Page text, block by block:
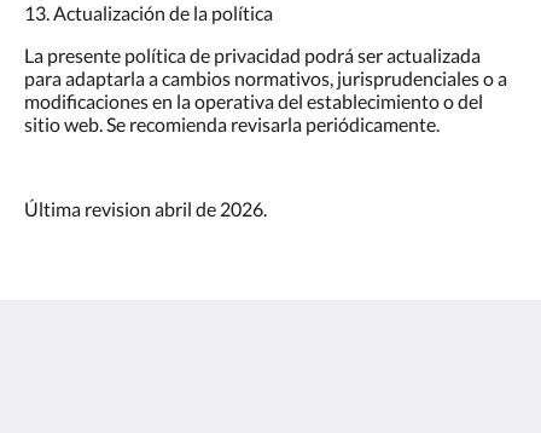
13. Actualización de la política
La presente política de privacidad podrá ser actualizada
para adaptarla a cambios normativos, jurisprudenciales o a
modificaciones en la operativa del establecimiento o del
sitio web. Se recomienda revisarla periódicamente.
Última revision abril de 2026.